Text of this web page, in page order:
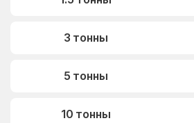
3 тонны
5 тонны
10 тонны